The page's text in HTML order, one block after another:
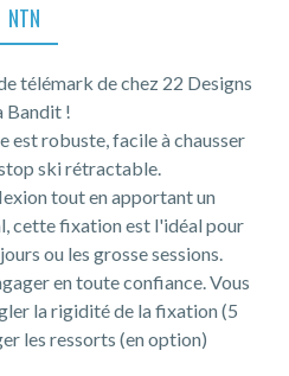
NTN
télémark de chez 22 Designs
Bandit !
est robuste, facile à chausser
ski rétractable.
tout en apportant un
cette fixation est l'idéal pour
ou les grosse sessions.
en toute confiance. Vous
la rigidité de la fixation (5
les ressorts (en option)